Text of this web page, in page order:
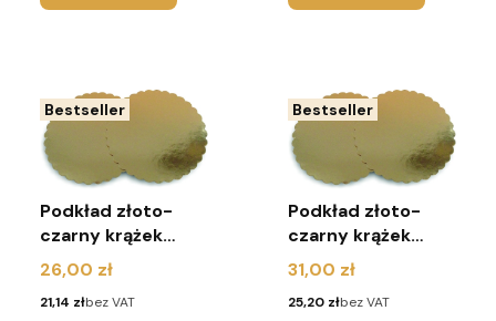
Bestseller
Podkład złoto-
czarny krążek
karbowany 2400G
r.24 (pakiet 10
sztuk)
Cena
26,00 zł
Cena
21,14 złbez VAT
Bestseller
Podkład złoto-
czarny krążek
karbowany 2400G
r.26 (pakiet 10
sztuk)
Cena
31,00 zł
Cena
25,20 złbez VAT